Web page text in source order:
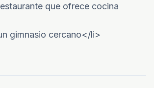
que ofrece cocina
gimnasio cercano</li>